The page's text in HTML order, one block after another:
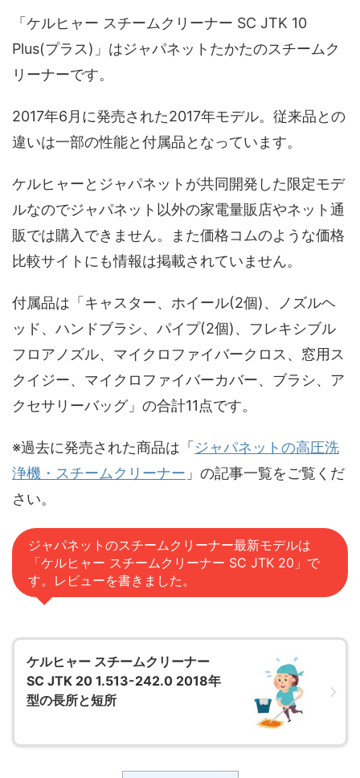
「ケルヒャー スチームクリーナー SC JTK 10
Plus(プラス)」はジャパネットたかたのスチームク
リーナーです。
2017年6月に発売された2017年モデル。従来品との
違いは一部の性能と付属品となっています。
ケルヒャーとジャパネットが共同開発した限定モデ
ルなのでジャパネット以外の家電量販店やネット通
販では購入できません。また価格コムのような価格
比較サイトにも情報は掲載されていません。
付属品は「キャスター、ホイール(2個)、ノズルヘ
ッド、ハンドブラシ、パイプ(2個)、フレキシブル
フロアノズル、マイクロファイバークロス、窓用ス
クイジー、マイクロファイバーカバー、ブラシ、ア
クセサリーバッグ」の合計11点です。
※過去に発売された商品は「 ジャパネットの高圧洗
浄機・スチームクリーナー 」の記事一覧をご覧くだ
さい。
ジャパネットのスチームクリーナー最新モデルは
「ケルヒャー スチームクリーナー SC JTK 20」で
す。レビューを書きました。
ケルヒャー スチームクリーナー
SC JTK 20 1.513-242.0 2018年
型の長所と短所